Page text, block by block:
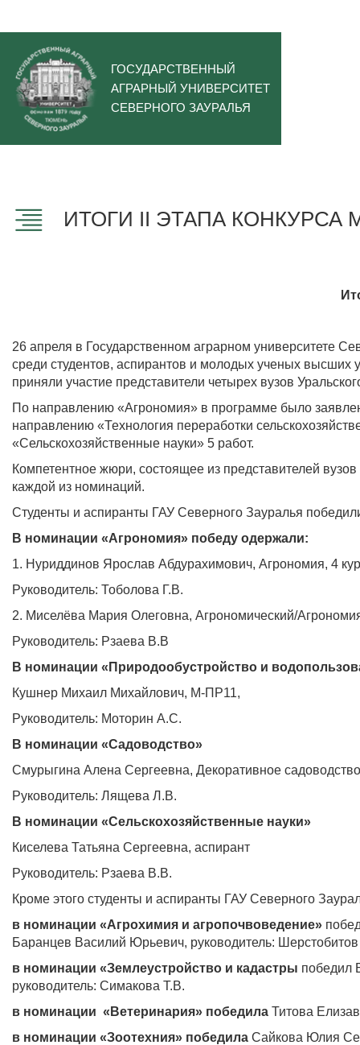
ГОСУДАРСТВЕННЫЙ
АГРАРНЫЙ УНИВЕРСИТЕТ
СЕВЕРНОГО ЗАУРАЛЬЯ
ИТОГИ II ЭТАПА КОНКУРСА
26 апреля в Государственном аграрном университете
среди студентов, аспирантов и молодых ученых высших
приняли участие представители четырех вузов
По направлению «Агрономия» в программе было
направлению «Технология переработки
«Сельскохозяйственные науки» 5 работ.
Компетентное жюри, состоящее из представителей
каждой из номинаций.
Студенты и аспиранты ГАУ Северного Зауралья
В номинации «Агрономия» победу одержали:
1. Нуриддинов Ярослав Абдурахимович, Агрономия, 4
Руководитель: Тоболова Г.В.
2. Миселёва Мария Олеговна, Агрономический/
Руководитель: Рзаева В.В
В номинации «Природообустройство и
Кушнер Михаил Михайлович, М-ПР11,
Руководитель: Моторин А.С.
В номинации «Садоводство»
Смурыгина Алена Сергеевна, Декоративное
Руководитель: Лящева Л.В.
В номинации «Сельскохозяйственные науки»
Киселева Татьяна Сергеевна, аспирант
Руководитель: Рзаева В.В.
Кроме этого студенты и аспиранты ГАУ Северного
в номинации «Агрохимия и агропочвоведение»
Баранцев Василий Юрьевич, руководитель:
в номинации «Землеустройство и кадастры победил
руководитель: Симакова Т.В.
в номинации «Ветеринария» победила Титова
в номинации «Зоотехния» победила Сайкова Юлия